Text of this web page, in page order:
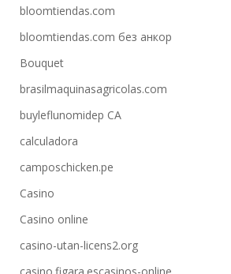
bloomtiendas.com
bloomtiendas.com без анкор
Bouquet
brasilmaquinasagricolas.com
buyleflunomidep CA
calculadora
camposchicken.pe
Casino
Casino online
casino-utan-licens2.org